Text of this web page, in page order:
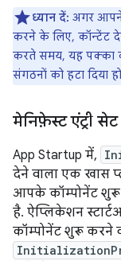
ध्यान दें: अगर आपने
करने के लिए, कॉन्टेंट
करते समय, यह पक्का
संगठनों को हटा दिया
मेनिफ़ेस्ट एंट्री
App Startup में,
देने वाला एक खास
आपके कॉम्पोनेंट
है. ऐप्लिकेशन
कॉम्पोनेंट शुरू करने